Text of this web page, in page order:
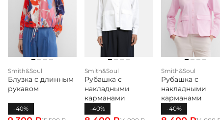
Smith&Soul
Блузка с длинным
рукавом
-40%
Smith&Soul
Рубашка с
накладными
карманами
-40%
Smith&Soul
Рубашка с
накладными
карманами
-40%